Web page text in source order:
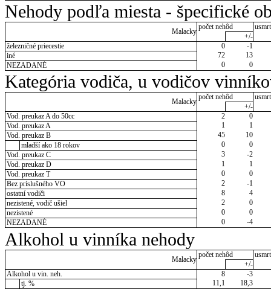
Nehody podľa miesta - špecifické
Malacky
počet nehôd
+/-
železničné priecestie
0
-1
iné
72
13
NEZADANÉ
0 0
Kategória vodiča, u vodičov
Malacky
počet nehôd
+/-
Vod. preukaz A do 50cc
2
0
Vod. preukaz A
1
1
Vod. preukaz B
45
10
mladší ako 18 rokov
0
0
Vod. preukaz C
3
-2
Vod. preukaz D
1
1
Vod. preukaz T
0
0
Bez príslušného VO
2
-1
ostatní vodiči
8
4
nezistené, vodič ušiel
2
0
nezistené
0
0
NEZADANÉ
0 -4
Alkohol u vinníka nehody
Malacky
počet nehôd
+/-
Alkohol u vin. neh.
8
-3
tj. %
11,1 18,3